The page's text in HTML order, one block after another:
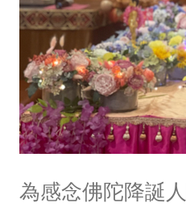
為感念佛陀降誕